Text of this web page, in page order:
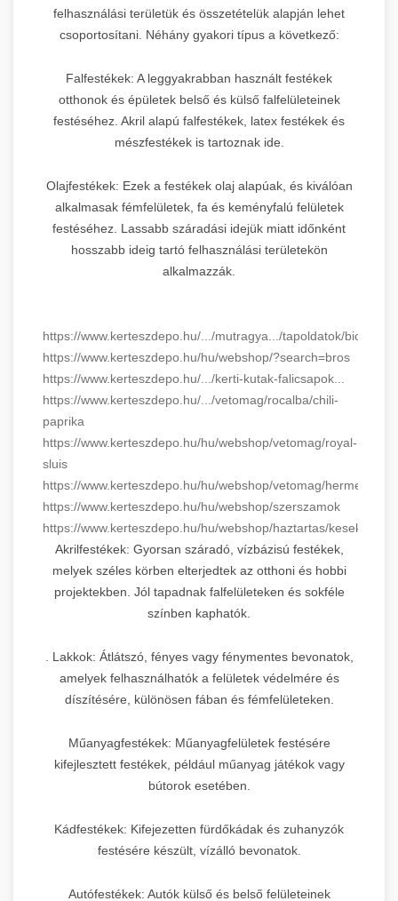
felhasználási területük és összetételük alapján lehet
csoportosítani. Néhány gyakori típus a következő:
Falfestékek: A leggyakrabban használt festékek
otthonok és épületek belső és külső falfelületeinek
festéséhez. Akril alapú falfestékek, latex festékek és
mészfestékek is tartoznak ide.
Olajfestékek: Ezek a festékek olaj alapúak, és kiválóan
alkalmasak fémfelületek, fa és keményfalú felületek
festéséhez. Lassabb száradási idejük miatt időnként
hosszabb ideig tartó felhasználási területekön
alkalmazzák.
https://www.kerteszdepo.hu/.../mutragya.../tapoldatok/biopon
https://www.kerteszdepo.hu/hu/webshop/?search=bros
https://www.kerteszdepo.hu/.../kerti-kutak-falicsapok...
https://www.kerteszdepo.hu/.../vetomag/rocalba/chili-
paprika
https://www.kerteszdepo.hu/hu/webshop/vetomag/royal-
sluis
https://www.kerteszdepo.hu/hu/webshop/vetomag/hermes
https://www.kerteszdepo.hu/hu/webshop/szerszamok
https://www.kerteszdepo.hu/hu/webshop/haztartas/kesek
Akrilfestékek: Gyorsan száradó, vízbázisú festékek,
melyek széles körben elterjedtek az otthoni és hobbi
projektekben. Jól tapadnak falfelületeken és sokféle
színben kaphatók.
. Lakkok: Átlátszó, fényes vagy fénymentes bevonatok,
amelyek felhasználhatók a felületek védelmére és
díszítésére, különösen fában és fémfelületeken.
Műanyagfestékek: Műanyagfelületek festésére
kifejlesztett festékek, például műanyag játékok vagy
bútorok esetében.
Kádfestékek: Kifejezetten fürdőkádak és zuhanyzók
festésére készült, vízálló bevonatok.
Autófestékek: Autók külső és belső felületeinek